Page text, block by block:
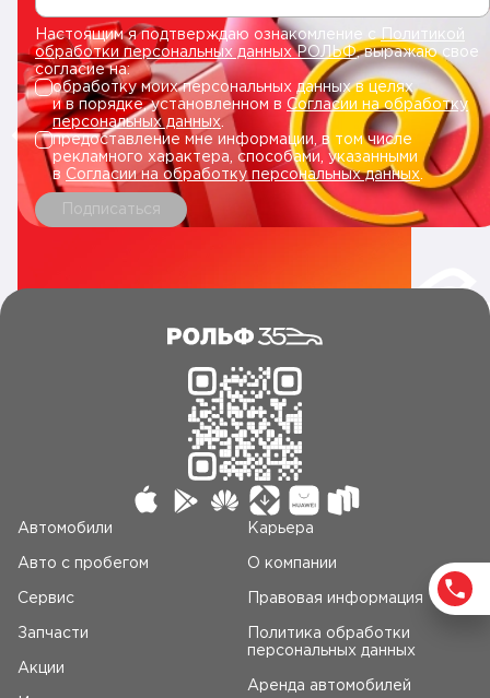
Настоящим я подтверждаю ознакомление сПолитикой
обработки персональных данных РОЛЬФ, выражаю свое
согласие на:
обработку моих персональных данных в целях
и в порядке, установленном в Согласии на обработку
персональных данных.
предоставление мне информации, в том числе
рекламного характера, способами, указанными
в Согласии на обработку персональных данных
Подписаться
Автомобили
Авто c пробегом
Сервис
Запчасти
Акции
Карьера
О компании
Правовая информация
Политика обработки
персональных данных
Аренда автомобилей